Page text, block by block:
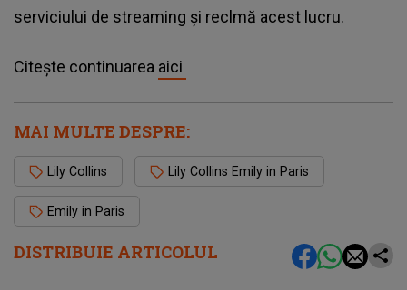
DISTRIBUIE ARTICOLUL
serviciului de streaming și reclmă acest lucru.
Citește continuarea aici
MAI MULTE DESPRE:
Lily Collins Lily Collins Emily in Paris
Emily in Paris